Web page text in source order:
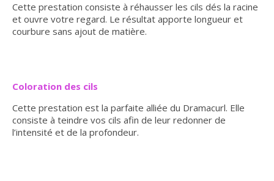
Cette prestation consiste à réhausser les cils dés la racine
et ouvre votre regard. Le résultat apporte longueur et
courbure sans ajout de matière.
Coloration des cils
Cette prestation est la parfaite alliée du Dramacurl. Elle
consiste à teindre vos cils afin de leur redonner de
l’intensité et de la profondeur.